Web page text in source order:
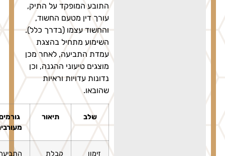
התובע המופקד על התיק,
עורך דין מטעם החשוד,
והחשוד עצמו (בדרך כלל).
השימוע מתחיל בהצגת
עמדת התביעה, לאחר מכן
מוצגים טיעוני ההגנה, וכן
נדונות עדויות וראיות
שהובאו.
שלב תיאור
גורמים
מעורבים
זימון
קבלת
התביעה,